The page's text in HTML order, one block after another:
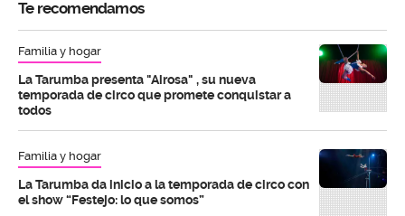
Te recomendamos
Familia y hogar
La Tarumba presenta "Airosa" , su nueva
temporada de circo que promete conquistar a
todos
Familia y hogar
La Tarumba da inicio a la temporada de circo con
el show “Festejo: lo que somos”